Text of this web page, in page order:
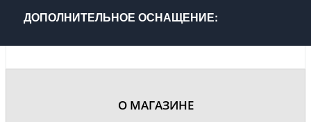
Глубина, см
Материал фасада Зеркало
Зеркало с подсветкой,
крепления
ДОПОЛНИТЕЛЬНОЕ ОСНАЩЕНИЕ:
О МАГАЗИНЕ